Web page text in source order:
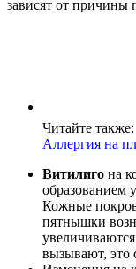
зависят от причины
Читайте также:
Аллергия на
Витилиго на
образованием
Кожные
пятнышки
вызывают, это